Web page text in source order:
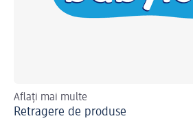
Aflați mai multe
Retragere de produse